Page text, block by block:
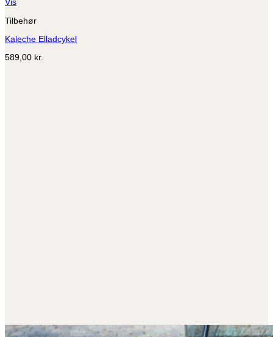
Vis
Tilbehør
Kaleche Elladcykel
589,00 kr.